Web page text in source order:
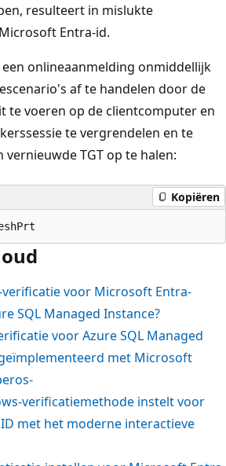
resulteert in mislukte
Entra-id.
onlineaanmelding onmiddellijk
af te handelen door de
te voeren op de clientcomputer en
te vergrendelen en te
TGT op te halen:
Kopiëren
voor Microsoft Entra-
SQL Managed Instance?
voor Azure SQL Managed
met Microsoft
verificatiemethode instelt voor
met het moderne interactieve